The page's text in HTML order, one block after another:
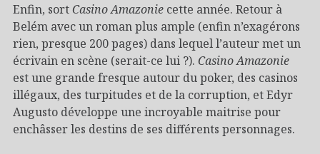
Enfin, sortCasino Amazonie cette année. Retour à
Belém avec un roman plus ample (enfin n’exagérons
rien, presque 200 pages) dans lequel l’auteur met un
écrivain en scène (serait-ce lui ?). Casino Amazonie
est une grande fresque autour du poker, des casinos
illégaux, des turpitudes et de la corruption, et Edyr
Augusto développe une incroyable maitrise pour
enchâsser les destins de ses différents personnages.